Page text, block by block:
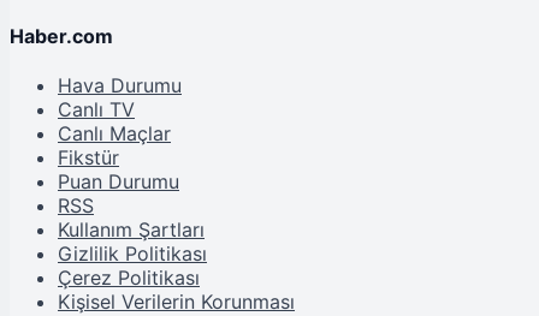
Haber.com
Hava Durumu
Canlı TV
Canlı Maçlar
Fikstür
Puan Durumu
RSS
Kullanım Şartları
Gizlilik Politikası
Çerez Politikası
Kişisel Verilerin Korunması